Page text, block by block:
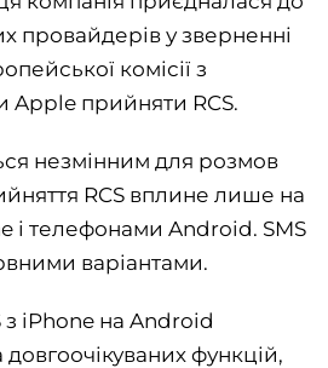
провайдерів у зверненні
комісії з
Apple прийняти RCS.
незмінним для розмов
RCS вплине лише на
і телефонами Android. SMS
варіантами.
з iPhone на Android
довгоочікуваних функцій,